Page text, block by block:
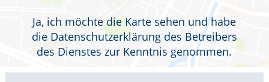
Ja, ich möchte die Karte sehen und habe
die Datenschutzerklärung des Betreibers
des Dienstes zur Kenntnis genommen.